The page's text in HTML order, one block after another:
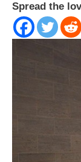
Spread the